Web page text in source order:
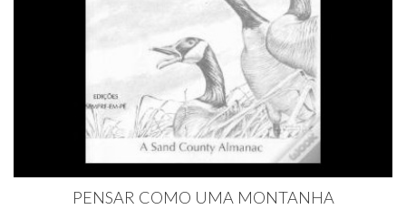
PENSAR COMO UMA MONTANHA